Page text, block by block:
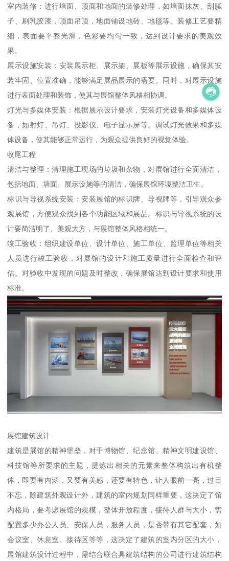
室内装修：进行墙面、顶面和地面的装修处理，如墙面抹灰、刮腻
子、刷乳胶漆，顶面吊顶，地面铺设地砖、地毯等。装修工艺要精
细，表面要平整光滑，色彩要均匀一致，达到设计要求的美观效
果。
展示设施安装：安装展示柜、展示架、展板等展示设施，确保其安
装牢固、位置准确，能够满足展品展示的需要。同时，对展示设施
进行表面处理和装饰，使其与展馆整体风格相协调。
灯光与多媒体安装：根据展示设计要求，安装灯光设备和多媒体设
备，如射灯、吊灯、投影仪、电子显示屏等。调试灯光效果和多媒
体设备，使其能够正常运行，为观众提供良好的视觉体验。
收尾工程
清洁与整理：清理施工现场的垃圾和杂物，对展馆进行全面清洁，
包括地面、墙面、展示设施等的清洁，确保展馆环境整洁卫生。
标识与导视系统安装：安装展馆的标识牌、导视牌等，引导观众参
观展馆，方便观众找到各个功能区域和展品。标识与导视系统的设
计要简洁明了、美观大方，与展馆整体风格相统一。
竣工验收：组织建设单位、设计单位、施工单位、监理单位等相关
人员进行竣工验收，对展馆的设计和施工质量进行全面检查和评
估。对验收中发现的问题及时整改，确保展馆达到设计要求和使用
标准。
展馆建筑设计
建筑是展馆的精神堡垒，对于博物馆、纪念馆、精神文明建设馆、
科技馆等所要求的主题，提炼出相关的元素来整体构筑出有机整
体，即要有内涵，又要有美感，还要有特色，让人眼前一亮，过目
不忘，除建筑外观设计外，建筑的室内规划同样重要，这决定了馆
内格局，要考虑展馆的规模，整体开放程度，接待人群与大小，需
配置多少办公人员、安保人员，服务人员，是否带有其它配套，如
会议室、休息室、接待区等等，这决定了建筑的室内分区的大小，
展馆建筑设计过程中，需结合联合具建筑结构的公司进行建筑结构